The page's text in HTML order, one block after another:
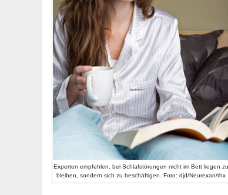
Experten empfehlen, bei Schlafstörungen nicht im Bett liegen zu
bleiben, sondern sich zu beschäftigen. Foto: djd/Neurexan/thx